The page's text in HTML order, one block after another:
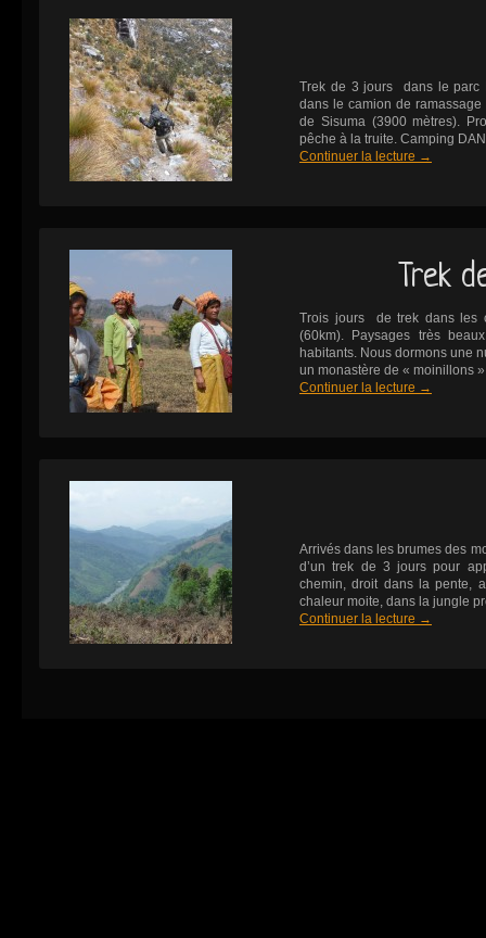
Trek de 3 jours dans le parc
dans le camion de
de Sisuma (3900 mètres).
pêche à la truite. Camping
Continuer la lecture →
Trek
Trois jours de trek dans les
(60km). Paysages très
habitants. Nous dormons une
un monastère de « moinillons
Continuer la lecture →
Arrivés dans les brumes des
d’un trek de 3 jours pour
chemin, droit dans la pente,
chaleur moite, dans la jungle
Continuer la lecture →